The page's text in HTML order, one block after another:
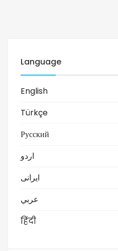
Language
English
Türkçe
Русский
اردو
ایرانی
عربي
हिंदी